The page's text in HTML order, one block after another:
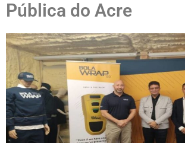
Pública do Acre